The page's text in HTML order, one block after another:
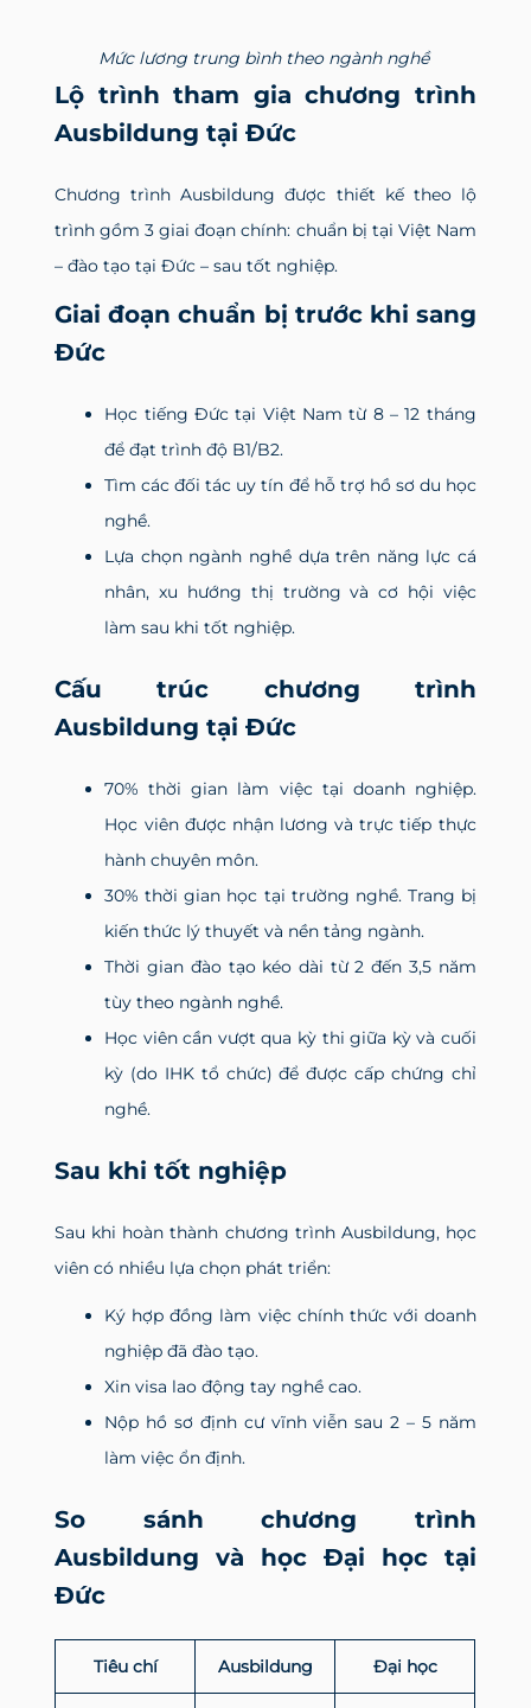
Mức lương trung bình theo ngành nghề
Lộ trình tham gia chương trình
Ausbildung tại Đức
Chương trình Ausbildung được thiết kế theo lộ
trình gồm 3 giai đoạn chính: chuẩn bị tại Việt Nam
– đào tạo tại Đức – sau tốt nghiệp.
Giai đoạn chuẩn bị trước khi sang
Đức
Học tiếng Đức tại Việt Nam từ 8 – 12 tháng
để đạt trình độ B1/B2.
Tìm các đối tác uy tín để hỗ trợ hồ sơ du học
nghề.
Lựa chọn ngành nghề dựa trên năng lực cá
nhân, xu hướng thị trường và cơ hội việc
làm sau khi tốt nghiệp.
Cấu trúc chương trình
Ausbildung tại Đức
70% thời gian làm việc tại doanh nghiệp.
Học viên được nhận lương và trực tiếp thực
hành chuyên môn.
30% thời gian học tại trường nghề. Trang bị
kiến thức lý thuyết và nền tảng ngành.
Thời gian đào tạo kéo dài từ 2 đến 3,5 năm
tùy theo ngành nghề.
Học viên cần vượt qua kỳ thi giữa kỳ và cuối
kỳ (do IHK tổ chức) để được cấp chứng chỉ
nghề.
Sau khi tốt nghiệp
Sau khi hoàn thành chương trình Ausbildung, học
viên có nhiều lựa chọn phát triển:
Ký hợp đồng làm việc chính thức với doanh
nghiệp đã đào tạo.
Xin visa lao động tay nghề cao.
Nộp hồ sơ định cư vĩnh viễn sau 2 – 5 năm
làm việc ổn định.
So sánh chương trình
Ausbildung và học Đại học tại
Đức
Tiêu chí Ausbildung Đại học